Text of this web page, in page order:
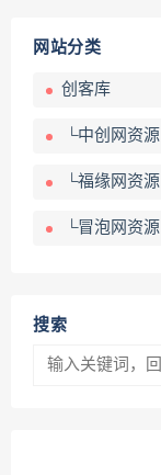
网站分类
创客库
└中创网资源
└福缘网资源
└冒泡网资源
搜索